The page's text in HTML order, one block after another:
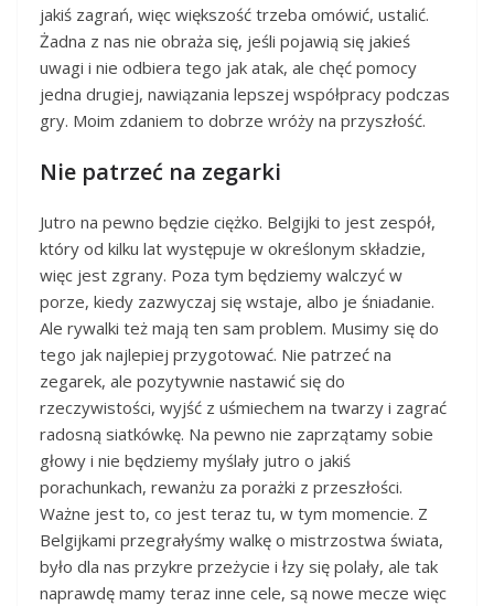
jakiś zagrań, więc większość trzeba omówić, ustalić.
Żadna z nas nie obraża się, jeśli pojawią się jakieś
uwagi i nie odbiera tego jak atak, ale chęć pomocy
jedna drugiej, nawiązania lepszej współpracy podczas
gry. Moim zdaniem to dobrze wróży na przyszłość.
Nie patrzeć na zegarki
Jutro na pewno będzie ciężko. Belgijki to jest zespół,
który od kilku lat występuje w określonym składzie,
więc jest zgrany. Poza tym będziemy walczyć w
porze, kiedy zazwyczaj się wstaje, albo je śniadanie.
Ale rywalki też mają ten sam problem. Musimy się do
tego jak najlepiej przygotować. Nie patrzeć na
zegarek, ale pozytywnie nastawić się do
rzeczywistości, wyjść z uśmiechem na twarzy i zagrać
radosną siatkówkę. Na pewno nie zaprzątamy sobie
głowy i nie będziemy myślały jutro o jakiś
porachunkach, rewanżu za porażki z przeszłości.
Ważne jest to, co jest teraz tu, w tym momencie. Z
Belgijkami przegrałyśmy walkę o mistrzostwa świata,
było dla nas przykre przeżycie i łzy się polały, ale tak
naprawdę mamy teraz inne cele, są nowe mecze więc